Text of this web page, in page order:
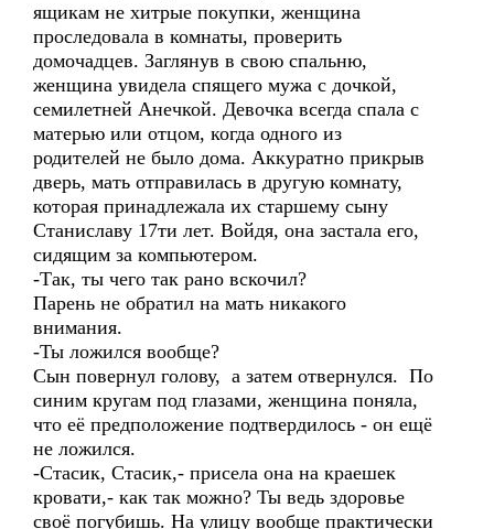
ящикам не хитрые покупки, женщина
проследовала в комнаты, проверить
домочадцев. Заглянув в свою спальню,
женщина увидела спящего мужа с дочкой,
семилетней Анечкой. Девочка всегда спала с
матерью или отцом, когда одного из
родителей не было дома. Аккуратно прикрыв
дверь, мать отправилась в другую комнату,
которая принадлежала их старшему сыну
Станиславу 17ти лет. Войдя, она застала его,
сидящим за компьютером.
-Так, ты чего так рано вскочил?
Парень не обратил на мать никакого
внимания.
-Ты ложился вообще?
Сын повернул голову, а затем отвернулся. По
синим кругам под глазами, женщина поняла,
что её предположение подтвердилось - он ещё
не ложился.
-Стасик, Стасик,- присела она на краешек
кровати,- как так можно? Ты ведь здоровье
своё погубишь. На улицу вообще практически